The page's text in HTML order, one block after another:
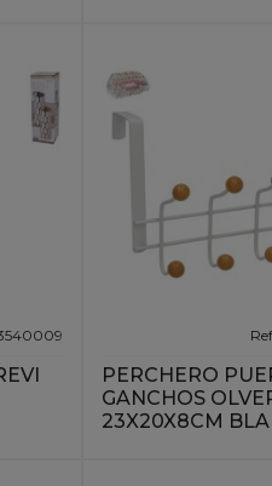
PERCHERO
GANCHOS
23X20X8CM